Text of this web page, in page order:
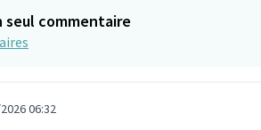
seul commentaire
06:32